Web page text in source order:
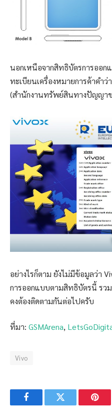
นอกเหนือจากสิทธิบัตรการออก
ทะเบียนเครื่องหมายการค้าคำว่
(สำนักงานทรัพย์สินทางปัญญาข
อย่างไรก็ตาม ยังไม่มีข้อมูลว่า
การออกแบบตามสิทธิบัตรนี้ รว
คงต้องติดตามกันต่อไปครับ
ที่มา: GSMArena,
Vivo
FacebookTwitter